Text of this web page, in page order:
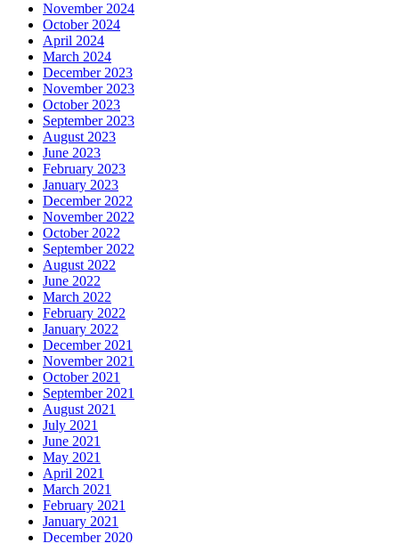
November 2024
October 2024
April 2024
March 2024
December 2023
November 2023
October 2023
September 2023
August 2023
June 2023
February 2023
January 2023
December 2022
November 2022
October 2022
September 2022
August 2022
June 2022
March 2022
February 2022
January 2022
December 2021
November 2021
October 2021
September 2021
August 2021
July 2021
June 2021
May 2021
April 2021
March 2021
February 2021
January 2021
December 2020